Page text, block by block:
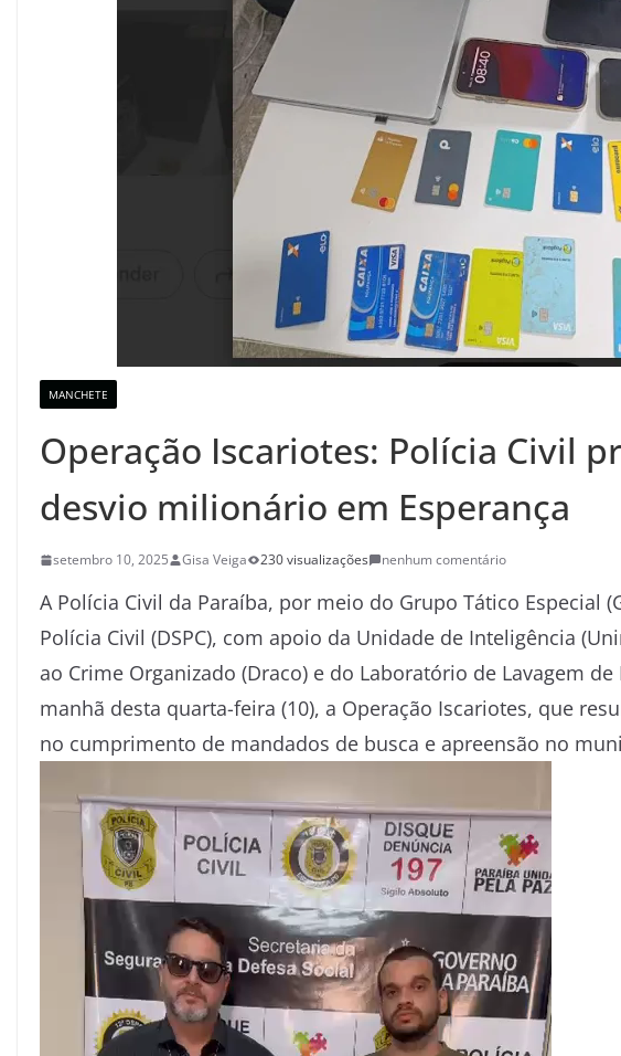
MANCHETE
Operação Iscariotes: Polícia Civil
desvio milionário em Esperança
setembro 10, 2025 Gisa Veiga 230 visualizações nenhum comentário
A Polícia Civil da Paraíba, por meio do Grupo Tático Especial
Polícia Civil (DSPC), com apoio da Unidade de Inteligência
ao Crime Organizado (Draco) e do Laboratório de Lavagem
manhã desta quarta-feira (10), a Operação Iscariotes, que
no cumprimento de mandados de busca e apreensão no
vídeo